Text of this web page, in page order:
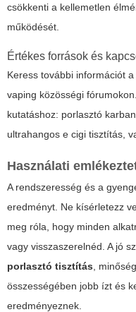
csökkenti a kellemetlen
működését.
Értékes források és
Keress további információt
vaping közösségi
kutatáshoz: porlasztó
ultrahangos e cigi tisztítás,
Használati
A rendszeresség és a
eredményt. Ne kísérletezz
meg róla, hogy minden
vagy visszaszerelnéd. A jó
porlasztó tisztítás ,
összességében jobb ízt és
eredményeznek.